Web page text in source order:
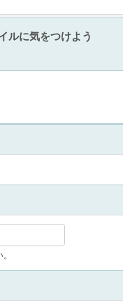
ルに気をつけよう